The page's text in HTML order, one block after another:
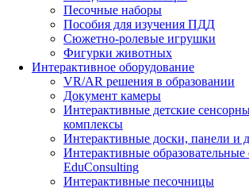
Песочные наборы
Пособия для изучения ПДД
Сюжетно-ролевые игрушки
Фигурки животных
Интерактивное оборудование
VR/AR решения в образовании
Документ камеры
Интерактивные детские
комплексы
Интерактивные доски, панели и
Интерактивные образовательные
EduConsulting
Интерактивные песочницы